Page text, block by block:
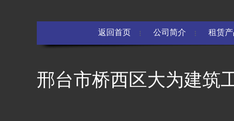
返回首页 公司简介 租赁
邢台市桥西区大为建筑